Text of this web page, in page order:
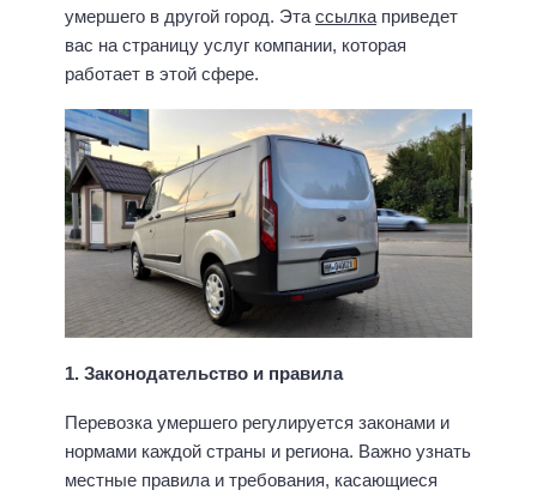
умершего в другой город. Этассылкаприведет
вас на страницу услуг компании, которая
работает в этой сфере.
1. Законодательство и правила
Перевозка умершего регулируется законами и
нормами каждой страны и региона. Важно узнать
местные правила и требования, касающиеся